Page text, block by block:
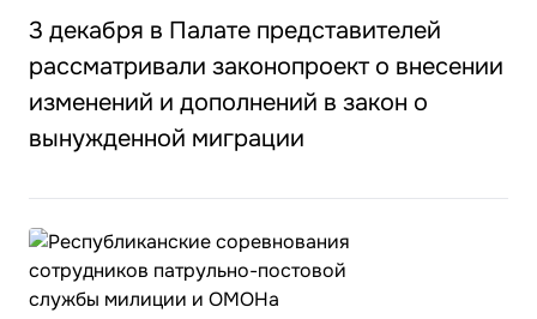
3 декабря в Палате представителей
рассматривали законопроект о внесении
изменений и дополнений в закон о
вынужденной миграции